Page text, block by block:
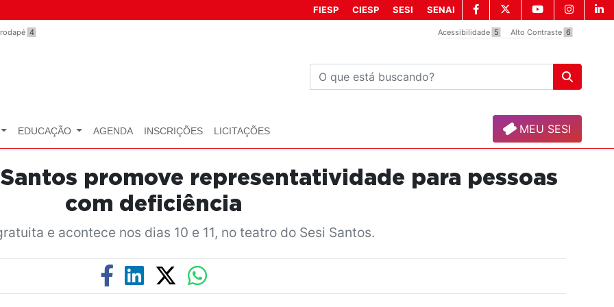
4 Acessibilidade 5 Alto Contraste 6
FIESP CIESP SESI SENAI
EDUCAÇÃO AGENDA INSCRIÇÕES LICITAÇÕES MEU SESI
promove representatividade para pessoas
com deficiência
e acontece nos dias 10 e 11, no teatro do Sesi Santos.